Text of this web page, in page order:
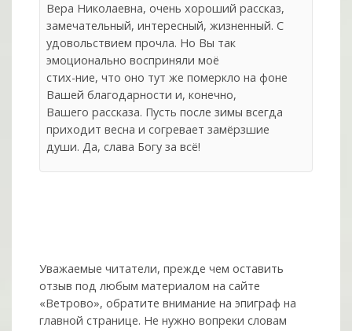
Вера Николаевна, очень хороший рассказ,
замечательный, интересный, жизненный. С
удовольствием прочла. Но Вы так
эмоционально восприняли моё
стих-ние, что оно тут же померкло на фоне
Вашей благодарности и, конечно,
Вашего рассказа. Пусть после зимы всегда
приходит весна и согревает замёрзшие
души. Да, слава Богу за всё!
Уважаемые читатели, прежде чем оставить
отзыв под любым материалом на сайте
«Ветрово», обратите внимание на эпиграф на
главной странице. Не нужно вопреки словам